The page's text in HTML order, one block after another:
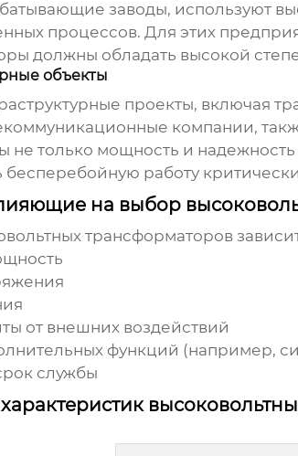
заводы, используют
процессов. Для этих
должны обладать высокой
объекты
проекты, включая
компании,
не только мощность и надежность
бесперебойную работу
на выбор
трансформаторов
от внешних воздействий
функций (например,
службы